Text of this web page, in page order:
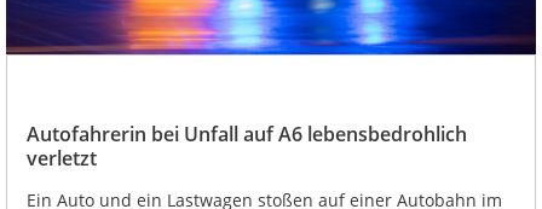
Autofahrerin bei Unfall auf A6 lebensbedrohlich
verletzt
Ein Auto und ein Lastwagen stoßen auf einer Autobahn im